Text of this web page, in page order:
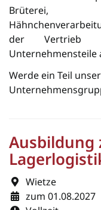
Ausbildung
Wietze
zum 01.08.2027
Brüterei,
der Vertrieb
Unternehmensteile
Werde ein Teil